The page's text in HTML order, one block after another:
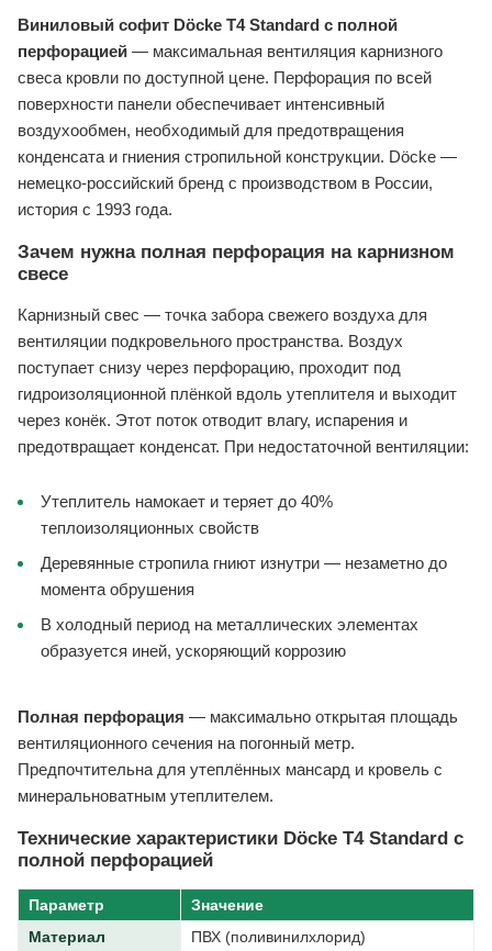
Виниловый софит Döcke T4 Standard с полной
перфорацией — максимальная вентиляция карнизного
свеса кровли по доступной цене. Перфорация по всей
поверхности панели обеспечивает интенсивный
воздухообмен, необходимый для предотвращения
конденсата и гниения стропильной конструкции. Döcke —
немецко-российский бренд с производством в России,
история с 1993 года.
Зачем нужна полная перфорация на карнизном
свесе
Карнизный свес — точка забора свежего воздуха для
вентиляции подкровельного пространства. Воздух
поступает снизу через перфорацию, проходит под
гидроизоляционной плёнкой вдоль утеплителя и выходит
через конёк. Этот поток отводит влагу, испарения и
предотвращает конденсат. При недостаточной вентиляции:
Утеплитель намокает и теряет до 40%
теплоизоляционных свойств
Деревянные стропила гниют изнутри — незаметно до
момента обрушения
В холодный период на металлических элементах
образуется иней, ускоряющий коррозию
Полная перфорация — максимально открытая площадь
вентиляционного сечения на погонный метр.
Предпочтительна для утеплённых мансард и кровель с
минеральноватным утеплителем.
Технические характеристики Döcke T4 Standard с
полной перфорацией
Параметр
Значение
Материал
ПВХ (поливинилхлорид)